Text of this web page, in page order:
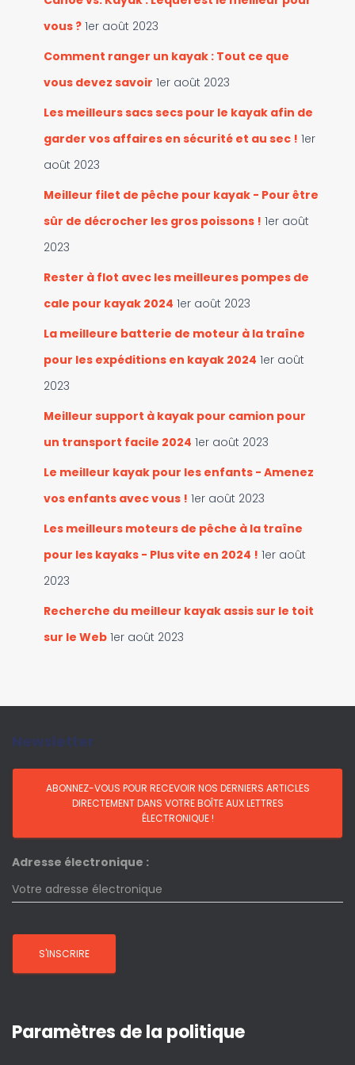
vous ? 1er août 2023
Comment ranger un kayak : Tout ce que
vous devez savoir 1er août 2023
Les meilleurs sacs secs pour le kayak afin de
garder vos affaires en sécurité et au sec ! 1er
août 2023
Meilleur filet de pêche pour kayak - Pour être
sûr de décrocher les gros poissons ! 1er août
2023
Rester à flot avec les meilleures pompes de
cale pour kayak 2024 1er août 2023
La meilleure batterie de moteur à la traîne
pour les expéditions en kayak 2024 1er août
2023
Meilleur support à kayak pour camion pour
un transport facile 2024 1er août 2023
Le meilleur kayak pour les enfants - Amenez
vos enfants avec vous ! 1er août 2023
Les meilleurs moteurs de pêche à la traîne
pour les kayaks - Plus vite en 2024 ! 1er août
2023
Recherche du meilleur kayak assis sur le toit
sur le Web 1er août 2023
Newsletter
Adresse électronique :
Paramètres de la politique